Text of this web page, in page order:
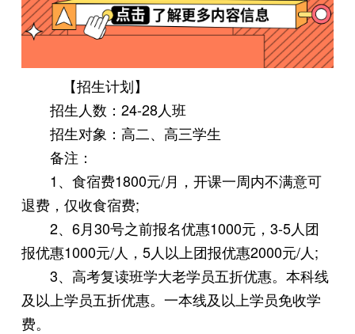
【招生计划】
招生人数：24-28人班
招生对象：高二、高三学生
备注：
1、食宿费1800元/月，开课一周内不满意可
退费，仅收食宿费;
2、6月30号之前报名优惠1000元，3-5人团
报优惠1000元/人，5人以上团报优惠2000元/人;
3、高考复读班学大老学员五折优惠。本科线
及以上学员五折优惠。一本线及以上学员免收学
费。